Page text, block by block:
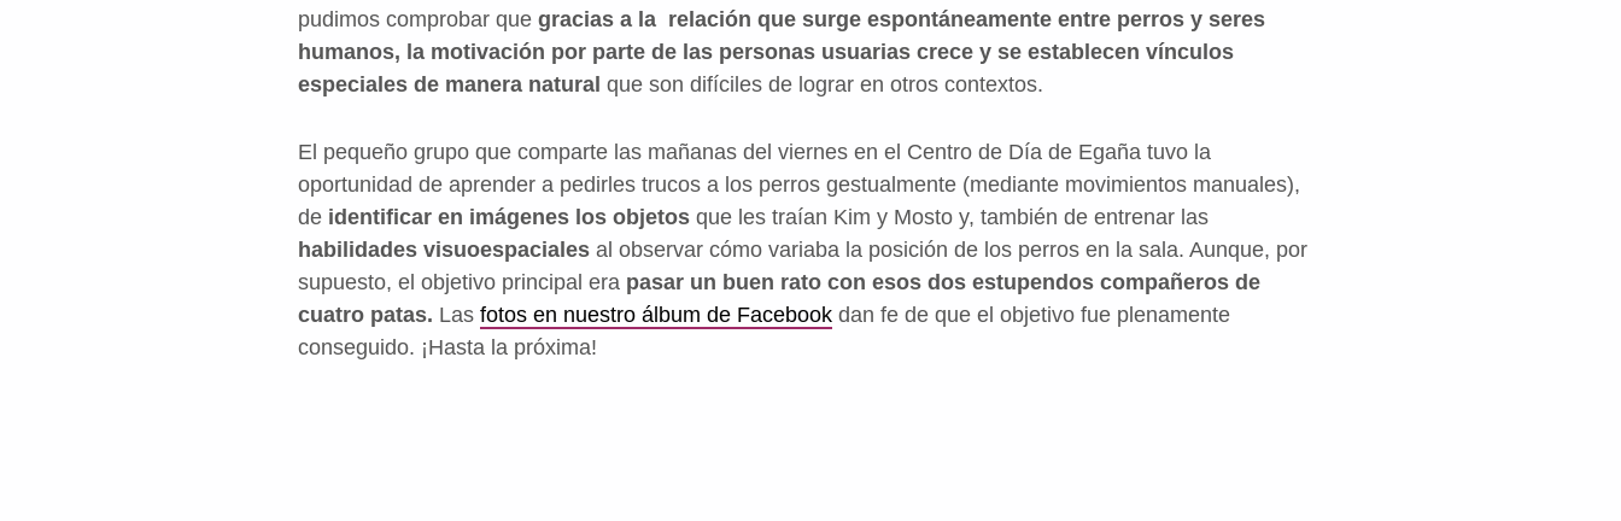
pudimos comprobar que gracias a la relación que surge espontáneamente entre perros y seres
humanos, la motivación por parte de las personas usuarias crece y se establecen vínculos
especiales de manera natural que son difíciles de lograr en otros contextos.
El pequeño grupo que comparte las mañanas del viernes en el Centro de Día de Egaña tuvo la
oportunidad de aprender a pedirles trucos a los perros gestualmente (mediante movimientos manuales),
de identificar en imágenes los objetos que les traían Kim y Mosto y, también de entrenar las
habilidades visuoespaciales al observar cómo variaba la posición de los perros en la sala. Aunque, por
supuesto, el objetivo principal era pasar un buen rato con esos dos estupendos compañeros de
cuatro patas. Las fotos en nuestro álbum de Facebook dan fe de que el objetivo fue plenamente
conseguido. ¡Hasta la próxima!